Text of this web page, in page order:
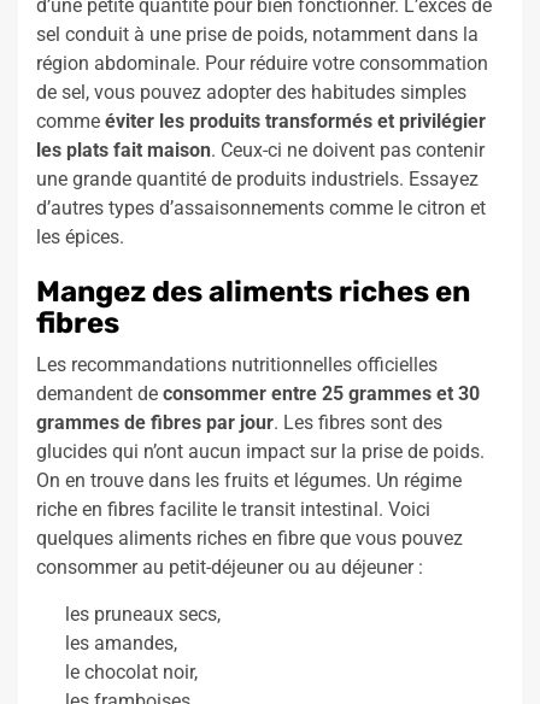
d’une petite quantité pour bien fonctionner. L’excès de
sel conduit à une prise de poids, notamment dans la
région abdominale. Pour réduire votre consommation
de sel, vous pouvez adopter des habitudes simples
comme éviter les produits transformés et privilégier
les plats fait maison. Ceux-ci ne doivent pas contenir
une grande quantité de produits industriels. Essayez
d’autres types d’assaisonnements comme le citron et
les épices.
Mangez des aliments riches en
fibres
Les recommandations nutritionnelles officielles
demandent de consommer entre 25 grammes et 30
grammes de fibres par jour. Les fibres sont des
glucides qui n’ont aucun impact sur la prise de poids.
On en trouve dans les fruits et légumes. Un régime
riche en fibres facilite le transit intestinal. Voici
quelques aliments riches en fibre que vous pouvez
consommer au petit-déjeuner ou au déjeuner :
les pruneaux secs,
les amandes,
le chocolat noir,